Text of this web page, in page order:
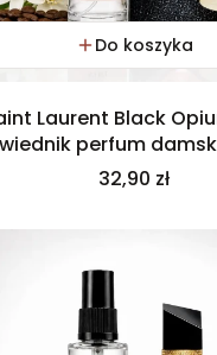
Do koszyka
Laurent Black
perfum
Cena
32,90 zł